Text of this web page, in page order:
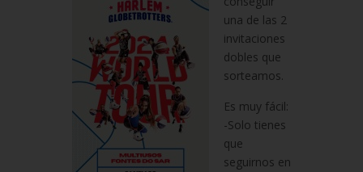
una de las 2
invitaciones
dobles que
sorteamos.
Es muy fácil:
-Solo tienes
que
seguirnos en